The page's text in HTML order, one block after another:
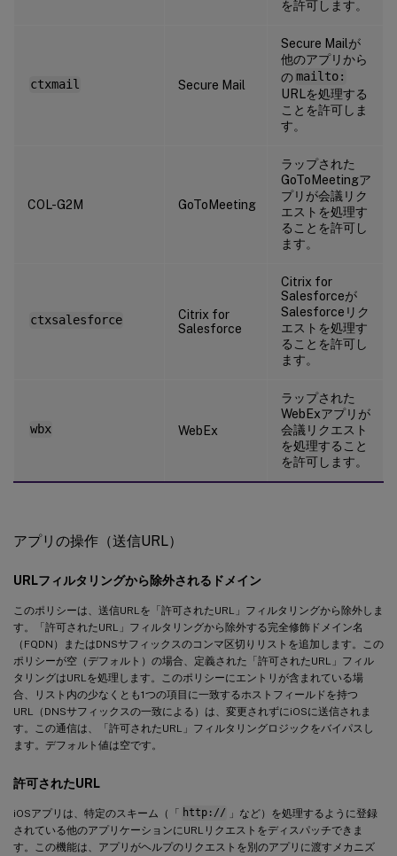
を許可します。
ctxmail Secure Mail
Secure Mailが
他のアプリから
のmailto:
URLを処理する
ことを許可しま
す。
COL-G2M GoToMeeting
ラップされた
GoToMeetingア
プリが会議リク
エストを処理す
ることを許可し
ます。
ctxsalesforce
Citrix for
Salesforce
Citrix for
Salesforceが
Salesforceリク
エストを処理す
ることを許可し
ます。
wbx WebEx
ラップされた
WebExアプリが
会議リクエスト
を処理すること
を許可します。
アプリの操作（送信URL）
URLフィルタリングから除外されるドメイン
このポリシーは、送信URLを「許可されたURL」フィルタリングから除外しま
す。「許可されたURL」フィルタリングから除外する完全修飾ドメイン名
（FQDN）またはDNSサフィックスのコンマ区切りリストを追加します。この
ポリシーが空（デフォルト）の場合、定義された「許可されたURL」フィル
タリングはURLを処理します。このポリシーにエントリが含まれている場
合、リスト内の少なくとも1つの項目に一致するホストフィールドを持つ
URL（DNSサフィックスの一致による）は、変更されずにiOSに送信されま
す。この通信は、「許可されたURL」フィルタリングロジックをバイパスし
ます。デフォルト値は空です。
許可されたURL
iOSアプリは、特定のスキーム（「 http:// 」など）を処理するように登録
されている他のアプリケーションにURLリクエストをディスパッチできま
す。この機能は、アプリがヘルプのリクエストを別のアプリに渡すメカニズ